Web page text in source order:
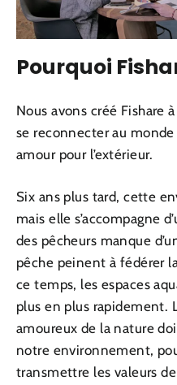
Pourquoi
Nous avons créé Fishare
se reconnecter au
amour pour l’extérieur.
Six ans plus tard, cette
mais elle s’accompagne
des pêcheurs manque
pêche peinent à fédérer
ce temps, les espaces
plus en plus rapidement.
amoureux de la nature
notre environnement,
transmettre les valeurs